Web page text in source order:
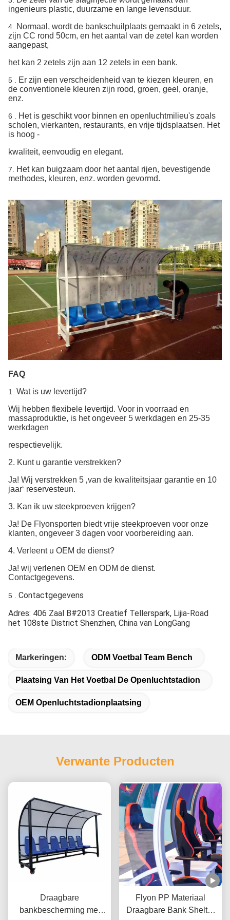
ingenieurs plastic, duurzame en lange levensduur.
4.
Normaal, wordt de bankschuilplaats gemaakt in 6 zetels,
zijn CC rond 50cm, en het aantal van de zetel kan worden
aangepast,
het kan 2 zetels zijn aan 12 zetels in een bank.
5 .
Er zijn een verscheidenheid van te kiezen kleuren, en
de conventionele kleuren zijn rood, groen, geel, oranje,
enz.
6 .
Het is geschikt voor binnen en openluchtmilieu's zoals
scholen, vierkanten, restaurants, en vrije tijdsplaatsen. Het
is hoog -
kwaliteit, eenvoudig en elegant.
7.
Het kan buigzaam door het aantal rijen, bevestigende
methodes, kleuren, enz. worden gevormd.
FAQ
1. Wat is uw levertijd?
Wij hebben flexibele levertijd. Voor in voorraad en
massaproduktie, is het ongeveer 5 werkdagen en 25-35
werkdagen
respectievelijk.
2. Kunt u garantie verstrekken?
Ja! Wij verstrekken 5 ‚van de kwaliteitsjaar garantie en 10
jaar‘ reservesteun.
3. Kan ik uw steekproeven krijgen?
Ja! De Flyonsporten biedt vrije steekproeven voor onze
klanten, ongeveer 3 dagen voor voorbereiding aan.
4. Verleent u OEM de dienst?
Ja! wij verlenen OEM en ODM de dienst.
Contactgegevens.
5 . Contactgegevens
Adres: 406 Zaal B#2013 Creatief Tellerspark, Lijia-Road
het 108ste District Shenzhen, China van LongGang
Markeringen: ODM Voetbal Team Bench
Plaatsing Van Het Voetbal De Openluchtstadion
OEM Openluchtstadionplaatsing
Verwante Producten
Draagbare
bankbescherming met
Flyon PP Materiaal
Draagbare Bank Shelter